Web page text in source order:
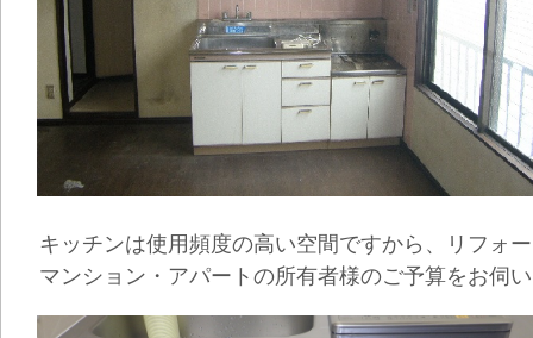
キッチンは使用頻度の高い空間ですから、リフォ
マンション・アパートの所有者様のご予算をお伺